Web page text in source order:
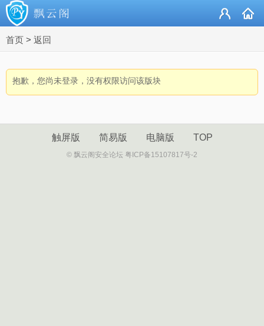
首页 > 返回
抱歉，您尚未登录，没有权限访问该版块
触屏版 简易版 电脑版 TOP
© 飘云阁安全论坛 粤ICP备15107817号-2